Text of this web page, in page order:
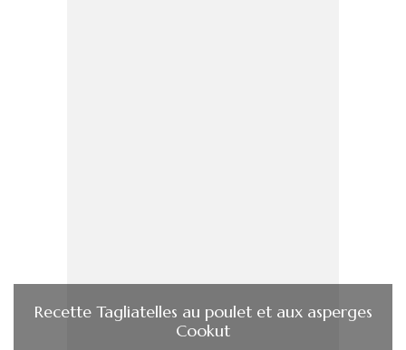
Recette Tagliatelles au poulet et aux asperges
Cookut